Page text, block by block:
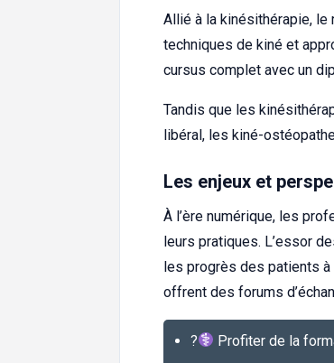
Allié à la kinésithérapie, le
techniques de kiné et
cursus complet avec un
Tandis que les
libéral, les kiné-
Les enjeux et
À l’ère numérique, les
leurs pratiques. L’essor
les progrès des patients
offrent des forums
?‍ Profiter de la